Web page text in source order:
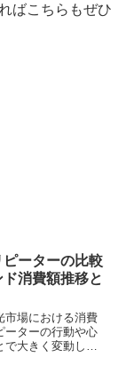
ばこちらもぜひ
ピーターの比較
消費額推移と
市場における消費
ーターの行動や心
で大きく変動しま